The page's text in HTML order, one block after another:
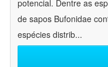
potencial. Dentre as
de sapos Bufonidae
espécies distrib...